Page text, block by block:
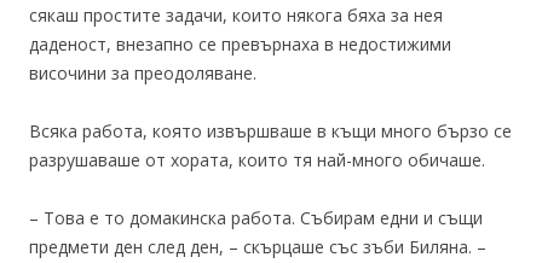
сякаш простите задачи, които някога бяха за нея
даденост, внезапно се превърнаха в недостижими
височини за преодоляване.
Всяка работа, която извършваше в къщи много бързо се
разрушаваше от хората, които тя най-много обичаше.
– Това е то домакинска работа. Събирам едни и същи
предмети ден след ден, – скърцаше със зъби Биляна. –